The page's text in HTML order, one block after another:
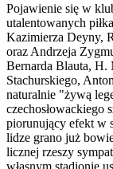
Pojawienie się w
utalentowanych
Kazimierza Deyny,
oraz Andrzeja
Bernarda Blauta, H.
Stachurskiego,
naturalnie "żywą
czechosłowackiego
piorunujący efekt w
lidze grano już
licznej rzeszy
własnym stadionie